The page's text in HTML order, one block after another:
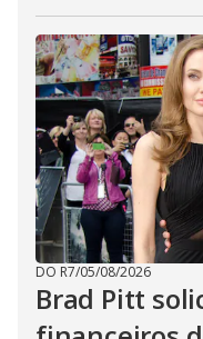
DO R7/05/08/2026
Brad Pitt